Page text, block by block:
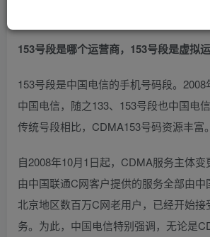
153号段是哪个运营商，153号段是虚拟
153号段是中国电信的手机号码段。
中国电信，随之133、153号段也中国电
传统号段相比，CDMA153号码资源丰富。
自2008年10月1日起，CDMA服务主体
由中国联通C网客户提供的服务全部由中
北京地区数百万C网老用户，已经开始接
务。为此，中国电信特别强调，无论是